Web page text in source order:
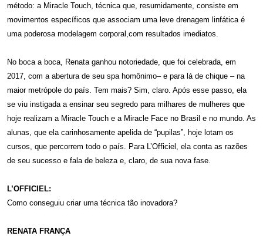
método: a Miracle Touch, técnica que, resumidamente, consiste em
movimentos específicos que associam uma leve drenagem linfática é
uma poderosa modelagem corporal,com resultados imediatos.
No boca a boca, Renata ganhou notoriedade, que foi celebrada, em
2017, com a abertura de seu spa homônimo– e para lá de chique – na
maior metrópole do país. Tem mais? Sim, claro. Após esse passo, ela
se viu instigada a ensinar seu segredo para milhares de mulheres que
hoje realizam a Miracle Touch e a Miracle Face no Brasil e no mundo. As
alunas, que ela carinhosamente apelida de “pupilas”, hoje lotam os
cursos, que percorrem todo o país. Para L’Officiel, ela conta as razões
de seu sucesso e fala de beleza e, claro, de sua nova fase.
L’OFFICIEL:
Como conseguiu criar uma técnica tão inovadora?
RENATA FRANÇA